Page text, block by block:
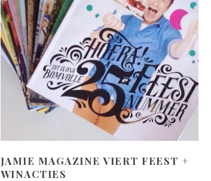
JAMIE MAGAZINE VIERT FEEST +
WINACTIES